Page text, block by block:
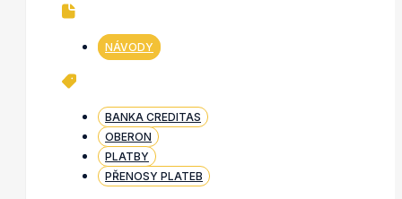
NÁVODY
BANKA CREDITAS
OBERON
PLATBY
PŘENOSY PLATEB